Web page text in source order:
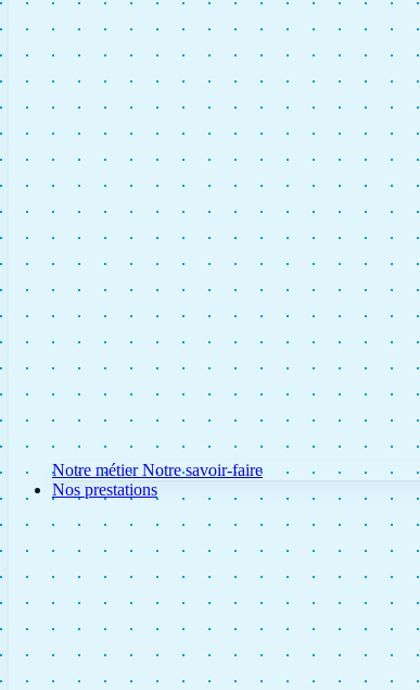
Notre métierNotre savoir-faire
Nos prestations